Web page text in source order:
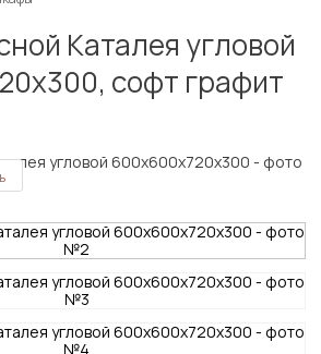
Каталея угловой
софт графит